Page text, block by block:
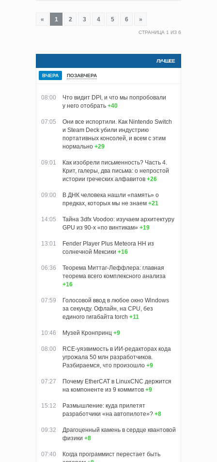
« 1 2 3 4 5 6 »
СТРАНИЦА 1 ИЗ 6
ЛУЧШЕЕ
ВЧЕРА ПОЗАВЧЕРА
08:00
Что видит DPI, и что мы попробовали
у него отобрать +40
07:05
Они все испортили. Как Nintendo Switch
и Steam Deck убили индустрию
портативных консолей, и всем с этим
нормально +29
09:01
Как изобрели письменность? Часть 4.
Крит, галеры, два письма: о непростой
истории греческих алфавитов +26
09:00
В ДНК человека нашли «память» о
предках, которых мы не знаем +21
14:05
Тайна 3dfx Voodoo: изучаем архитектуру
GPU из 90-х «по винтикам» +19
13:01
Fender Player Plus Meteora HH из
солнечной Мексики +16
06:36
Теорема Миттаг-Леффлера: главная
теорема всего комплексного анализа
+16
07:59
Голосовой ввод в любое окно Windows
за секунду. Офлайн, на CPU, без
единого гигабайта torch +11
10:46 Музей Кронпринц +9
08:00
RCE-уязвимость в ИИ-редакторах кода
угрожала 50 млн разработчиков.
Разбираемся, что произошло +9
07:27
Почему EtherCAT в LinuxCNC держится
на компоненте из 9 коммитов +9
15:12
Размышление: куда прилетят
разработчики «на автопилоте»? +8
09:32
Драгоценный камень в сердце квантовой
физики +8
07:40
Когда программист перестает быть